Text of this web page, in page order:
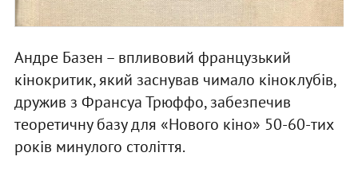
Андре Базен – впливовий французький
кінокритик, який заснував чимало кіноклубів,
дружив з Франсуа Трюффо, забезпечив
теоретичну базу для «Нового кіно» 50-60-тих
років минулого століття.